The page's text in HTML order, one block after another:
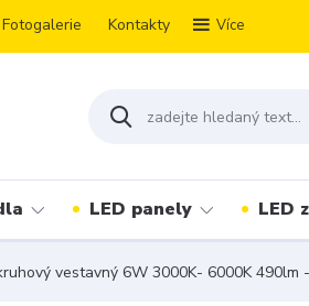
Fotogalerie Kontakty Více
LED panely LED
vestavný 6W 3000K- 6000K 490lm